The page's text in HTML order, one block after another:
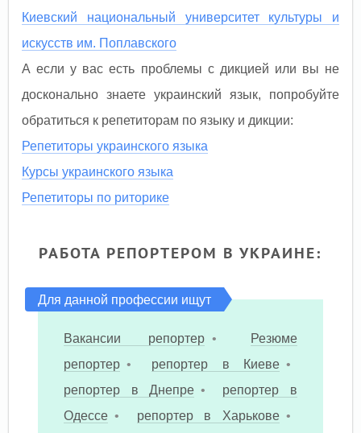
Киевский национальный университет культуры и
искусств им. Поплавского
А если у вас есть проблемы с дикцией или вы не
досконально знаете украинский язык, попробуйте
обратиться к репетиторам по языку и дикции:
Репетиторы украинского языка
Курсы украинского языка
Репетиторы по риторике
РАБОТА РЕПОРТЕРОМ В УКРАИНЕ:
Для данной профессии ищут
Вакансии репортер •
Резюме
репортер • репортер в Киеве •
репортер в Днепре •
репортер в
Одессе • репортер в Харькове •